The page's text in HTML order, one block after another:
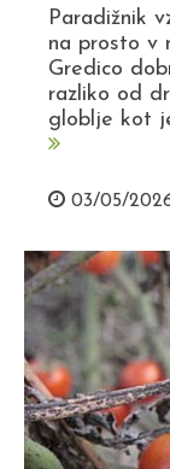
Paradižnik
na prosto v
Gredico
razliko od
globlje kot
03/05/